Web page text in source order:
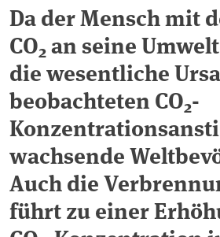
Da der Mensch mit
CO2 an seine
die wesentliche
beobachteten CO2-
wachsende
Auch die
führt zu einer